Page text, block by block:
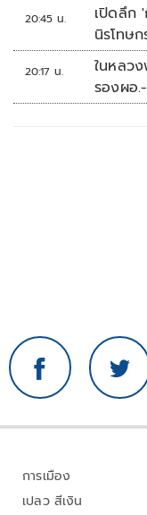
20:45 น.
เปิดลึก
นิรโทษ
20:17 น.
ในหลว
รองผอ
การเมือง
เปลว สีเงิน